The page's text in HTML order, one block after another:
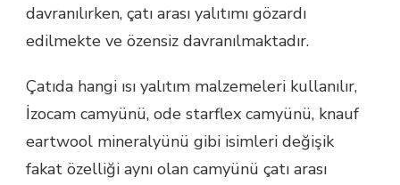
davranılırken, çatı arası yalıtımı gözardı
edilmekte ve özensiz davranılmaktadır.
Çatıda hangi ısı yalıtım malzemeleri kullanılır,
İzocam camyünü, ode starflex camyünü, knauf
eartwool mineralyünü gibi isimleri değişik
fakat özelliği aynı olan camyünü çatı arası